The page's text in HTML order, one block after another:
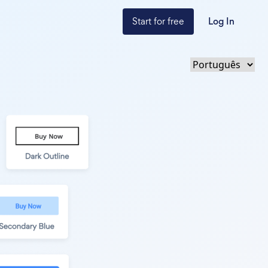
Start for free Log In